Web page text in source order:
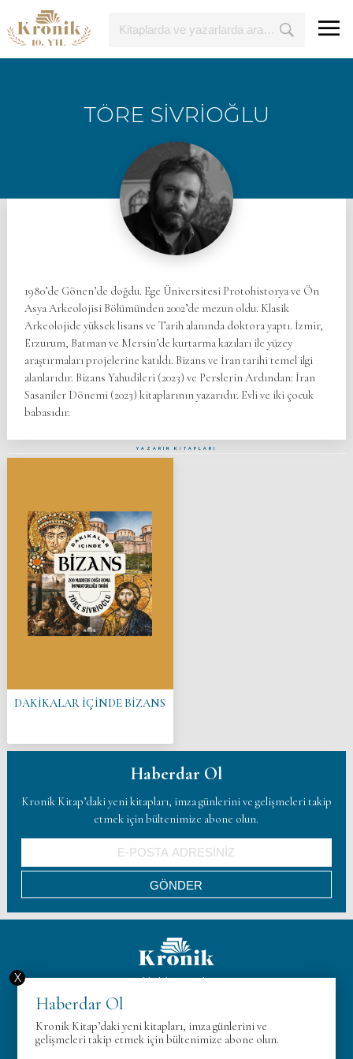
TÖRE SİVRİOĞLU
1980’de Gönen’de doğdu. Ege Üniversitesi Protohistorya ve Ön
Asya Arkeolojisi Bölümünden 2002’de mezun oldu. Klasik
Arkeolojide yüksek lisans ve Tarih alanında doktora yaptı. İzmir,
Erzurum, Batman ve Mersin’de kurtarma kazıları ile yüzey
araştırmaları projelerine katıldı. Bizans ve İran tarihi temel ilgi
alanlarıdır. Bizans Yahudileri (2023) ve Perslerin Ardından: İran
Sasaniler Dönemi (2023) kitaplarının yazarıdır. Evli ve iki çocuk
babasıdır.
YAZARIN KİTAPLARI
DAKİKALAR İÇİNDE BİZANS
Haberdar Ol
Kronik Kitap’daki yeni kitapları, imza günlerini ve gelişmeleri takip
etmek için bültenimize abone olun.
Hakkımızda
Gizlilik Politikası
Haberdar Ol
Kronik Kitap’daki yeni kitapları, imza günlerini ve
gelişmeleri takip etmek için bültenimize abone olun.
X